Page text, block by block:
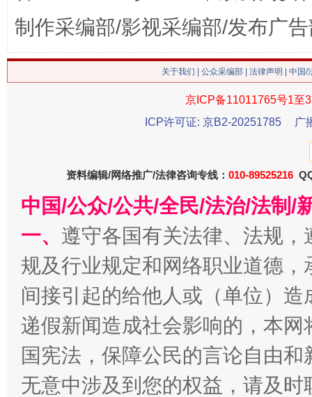
今
习近平的博鳌关键词
魏明亮
制作采编部/影视采编部/发布广
关于我们 公众采编部 法律声明 | 中国
京ICP备11011765号1至
ICP许可证: 京B2-20251785
广
资料编辑/网络推广/法律咨询专线： 010-89525216
中国/公众/公共/全民/法治/法制/
一、 遵守各国有关法律、法规
规及行业规定和网络职业道德
间接引起的给他人或（单位）
递假新闻造成社会影响的，本
国宪法，保障公民的言论自由
无意中涉及到您的权益，请及